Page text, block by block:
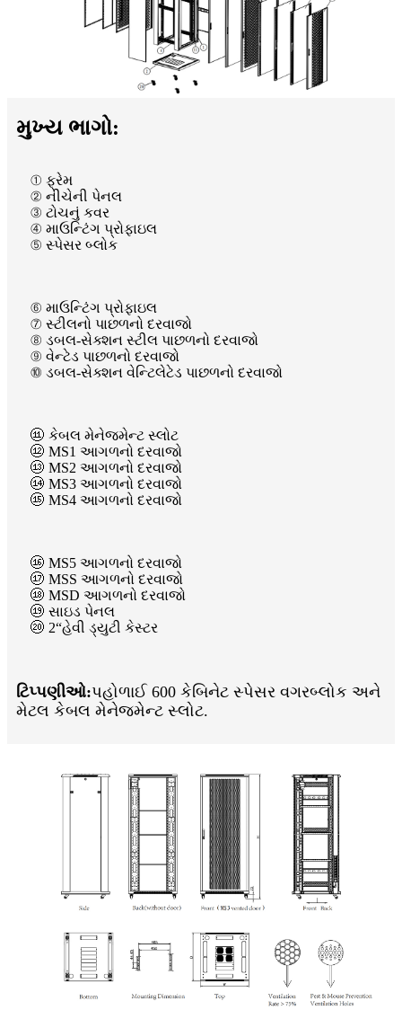
મુખ્ય ભાગો:
① ફ્રેમ
② નીચેની પેનલ
③ ટોચનું કવર
④ માઉન્ટિંગ પ્રોફાઇલ
⑤ સ્પેસર બ્લોક
⑥ માઉન્ટિંગ પ્રોફાઇલ
⑦ સ્ટીલનો પાછળનો દરવાજો
⑧ ડબલ-સેક્શન સ્ટીલ પાછળનો દરવાજો
⑨ વેન્ટેડ પાછળનો દરવાજો
⑩ ડબલ-સેક્શન વેન્ટિલેટેડ પાછળનો દરવાજો
⑪ કેબલ મેનેજમેન્ટ સ્લોટ
⑫ MS1 આગળનો દરવાજો
⑬ MS2 આગળનો દરવાજો
⑭ MS3 આગળનો દરવાજો
⑮ MS4 આગળનો દરવાજો
⑯ MS5 આગળનો દરવાજો
⑰ MSS આગળનો દરવાજો
⑱ MSD આગળનો દરવાજો
⑲ સાઇડ પેનલ
⑳ 2“હેવી ડ્યુટી કેસ્ટર
ટિપ્પણીઓ:પહોળાઈ 600 કેબિનેટ સ્પેસર વગરબ્લોક અને
મેટલ કેબલ મેનેજમેન્ટ સ્લોટ.